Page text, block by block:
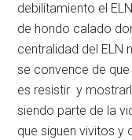
debilitamiento el
de hondo calado
centralidad del ELN
se convence de
es resistir y
siendo parte de la
que siguen vivitos y